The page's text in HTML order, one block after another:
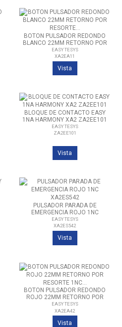
BOTON PULSADOR REDONDO
BLANCO 22MM RETORNO POR
RESORTE 1NO XA2EA11
EASY TESYS
XA2EA11
Vista
BLOQUE DE CONTACTO EASY
1NA HARMONY XA2 ZA2EE101
EASY TESYS
ZA2EE101
Vista
PULSADOR PARADA DE
EMERGENCIA ROJO 1NC
XA2ES542
EASY TESYS
XA2ES542
Vista
BOTON PULSADOR REDONDO
ROJO 22MM RETORNO POR
RESORTE 1NC XA2EA42
EASY TESYS
XA2EA42
Vista